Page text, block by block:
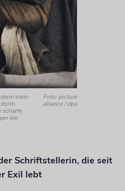
mein
scharfe
die
Foto: picture
alliance / dpa
Schriftstellerin, die seit
Exil lebt